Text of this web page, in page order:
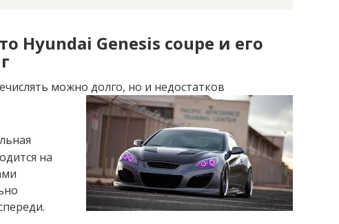
Hyundai Genesis coupe и его
можно долго, но и недостатков
на